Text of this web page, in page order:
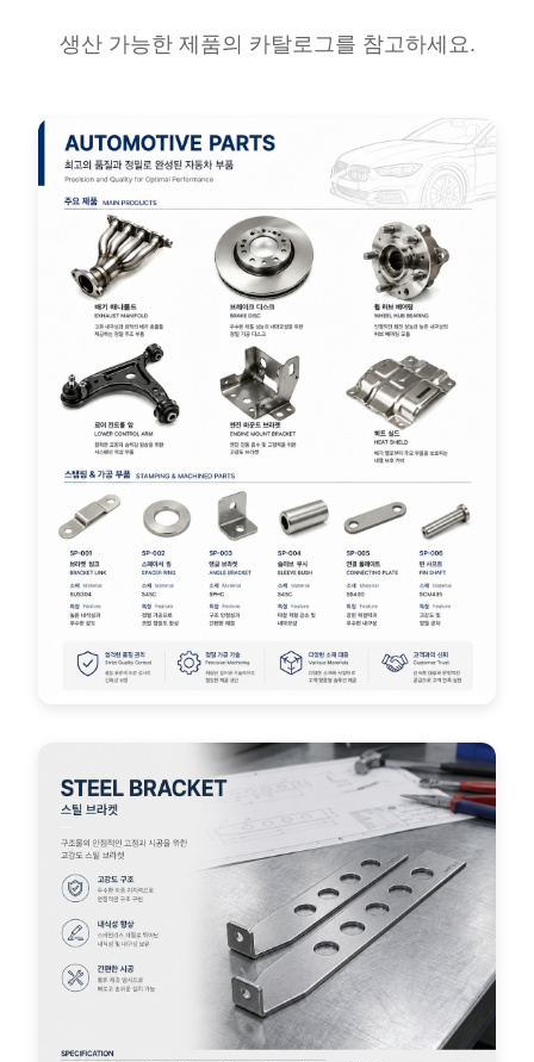
생산 가능한 제품의 카탈로그를 참고하세요.